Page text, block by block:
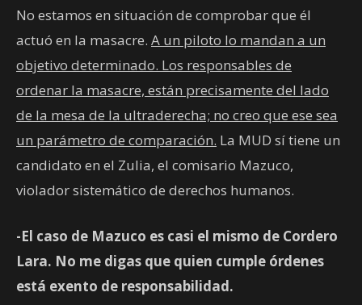
No estamos en situación de comprobar que él
actuó en la masacre. A un piloto lo mandan a un
objetivo determinado. Los responsables de
ordenar la masacre, están precisamente del lado
de la mesa de la ultraderecha; no creo que ese sea
un parámetro de comparación. La MUD sí tiene un
candidato en el Zulia, el comisario Mazuco,
violador sistemático de derechos humanos.
-El caso de Mazuco es casi el mismo de Cordero
Lara. No me digas que quien cumple órdenes
está exento de responsabilidad.